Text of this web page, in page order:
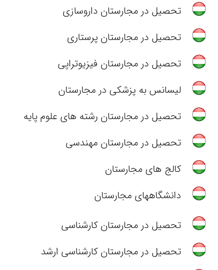
تحصیل در مجارستان داروسازی
تحصیل در مجارستان پرستاری
تحصیل در مجارستان فیزیوتراپی
لیسانس به پزشکی در مجارستان
تحصیل در مجارستان رشته های علوم پایه
تحصیل در مجارستان مهندسی
کالج های مجارستان
دانشگاههای مجارستان
تحصیل در مجارستان کارشناسی
تحصیل در مجارستان کارشناسی ارشد